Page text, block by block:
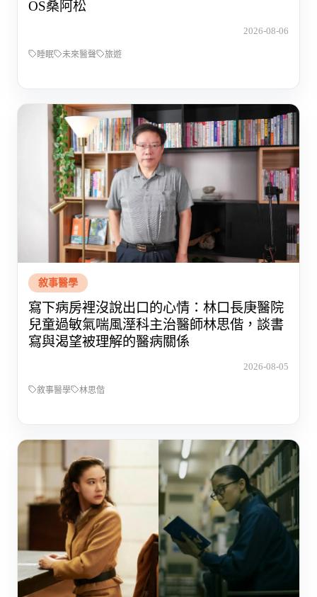
OS桑阿松
2026-08-06
睡眠 未來醫聲 旅遊
敘事醫學
寫下病房裡沒說出口的心情：林口長庚醫院
兒童過敏氣喘風溼科主治醫師林思偕，談書
寫與渴望被理解的醫病關係
2026-08-05
敘事醫學 林思偕